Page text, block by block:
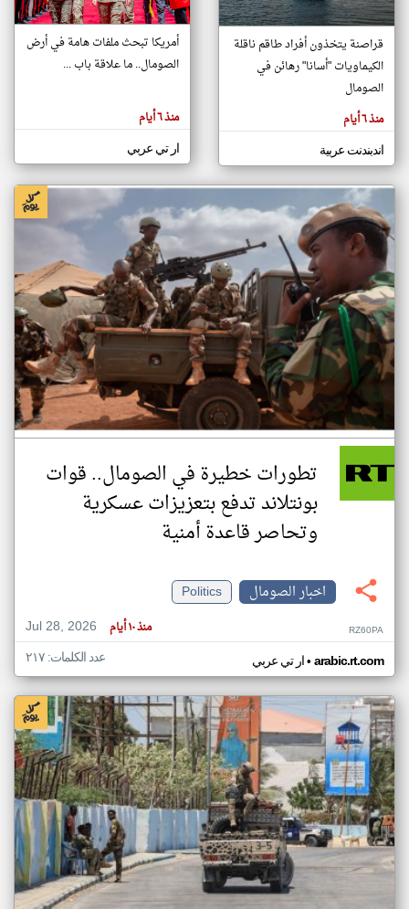
تغيير الدولة
اخبار الصومال على مدار الساعة
أهم اخبار الصومال العاجلة والمباشرة
المقالات
هنا عن
وجهة
كاتبيها.
قراصنة يتخذون أفراد طاقم ناقلة
الكيماويات "أسانا" رهائن في
الصومال
منذ ٦ أيام
اندبندنت عربية
أمريكا تبحث ملفات هامة في أرض
الصومال.. ما علاقة باب ...
منذ ٦ أيام
ار تي عربي
تطورات خطيرة في الصومال.. قوات
بونتلاند تدفع بتعزيزات عسكرية
وتحاصر قاعدة أمنية
اخبار الصومال
Politics
Jul 28, 2026
منذ ١٠ أيام RZ60PA
ار تي عربي• arabic.rt.com عدد الكلمات: ٢١٧
klyoum.com